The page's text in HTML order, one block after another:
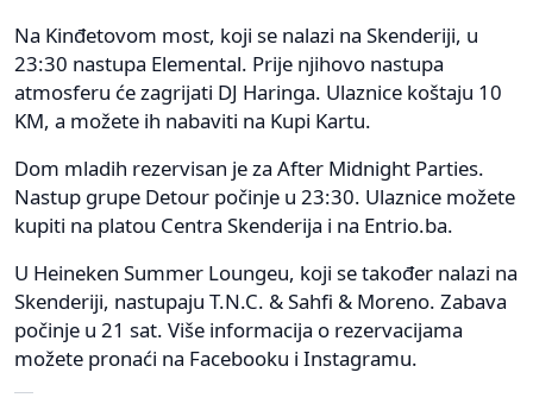
Na Kinđetovom most, koji se nalazi na Skenderiji, u
23:30 nastupa Elemental. Prije njihovo nastupa
atmosferu će zagrijati DJ Haringa. Ulaznice koštaju 10
KM, a možete ih nabaviti na Kupi Kartu.
Dom mladih rezervisan je za After Midnight Parties.
Nastup grupe Detour počinje u 23:30. Ulaznice možete
kupiti na platou Centra Skenderija i na Entrio.ba.
U Heineken Summer Loungeu, koji se također nalazi na
Skenderiji, nastupaju T.N.C. & Sahfi & Moreno. Zabava
počinje u 21 sat. Više informacija o rezervacijama
možete pronaći na Facebooku i Instagramu.